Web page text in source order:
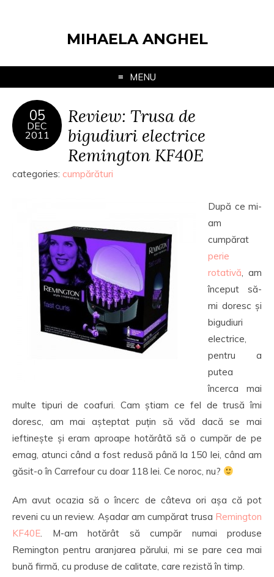
MIHAELA ANGHEL
MENU
05
DEC
2011
Review: Trusa de
bigudiuri electrice
Remington KF40E
categories: cumpărături
După ce mi-
am
cumpărat
perie
rotativă, am
început să-
mi doresc și
bigudiuri
electrice,
pentru a
putea
încerca mai
multe tipuri de coafuri. Cam știam ce fel de trusă îmi
doresc, am mai așteptat puțin să văd dacă se mai
ieftinește și eram aproape hotărâtă să o cumpăr de pe
emag, atunci când a fost redusă până la 150 lei, când am
găsit-o în Carrefour cu doar 118 lei. Ce noroc, nu?
Am avut ocazia să o încerc de câteva ori așa că pot
reveni cu un review. Așadar am cumpărat trusa Remington
KF40E. M-am hotărât să cumpăr numai produse
Remington pentru aranjarea părului, mi se pare cea mai
bună firmă, cu produse de calitate, care rezistă în timp.